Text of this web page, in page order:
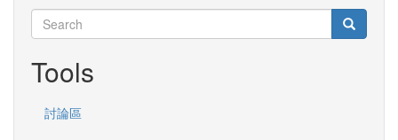
Search
Search Search
Tools
討論區